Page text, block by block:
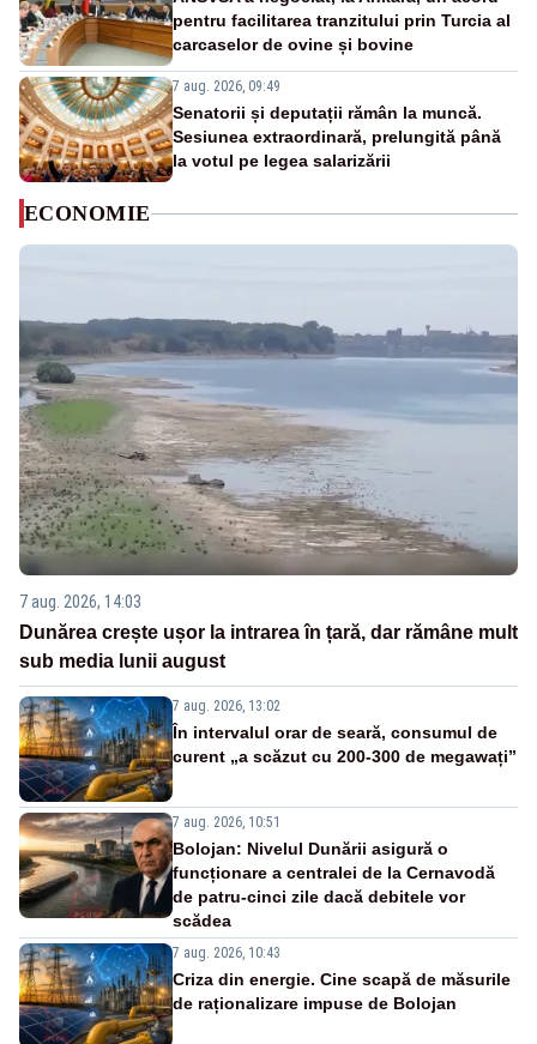
pentru facilitarea tranzitului prin Turcia al
carcaselor de ovine și bovine
7 aug. 2026, 09:49
Senatorii și deputații rămân la muncă.
Sesiunea extraordinară, prelungită până
la votul pe legea salarizării
ECONOMIE
7 aug. 2026, 14:03
Dunărea crește ușor la intrarea în țară, dar rămâne mult
sub media lunii august
7 aug. 2026, 13:02
În intervalul orar de seară, consumul de
curent „a scăzut cu 200-300 de megawați”
7 aug. 2026, 10:51
Bolojan: Nivelul Dunării asigură o
funcționare a centralei de la Cernavodă
de patru-cinci zile dacă debitele vor
scădea
7 aug. 2026, 10:43
Criza din energie. Cine scapă de măsurile
de raționalizare impuse de Bolojan